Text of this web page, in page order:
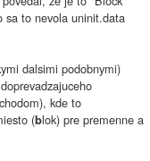
sa to nevola uninit.data
dalsimi podobnymi)
kde to
(blok) pre premenne a